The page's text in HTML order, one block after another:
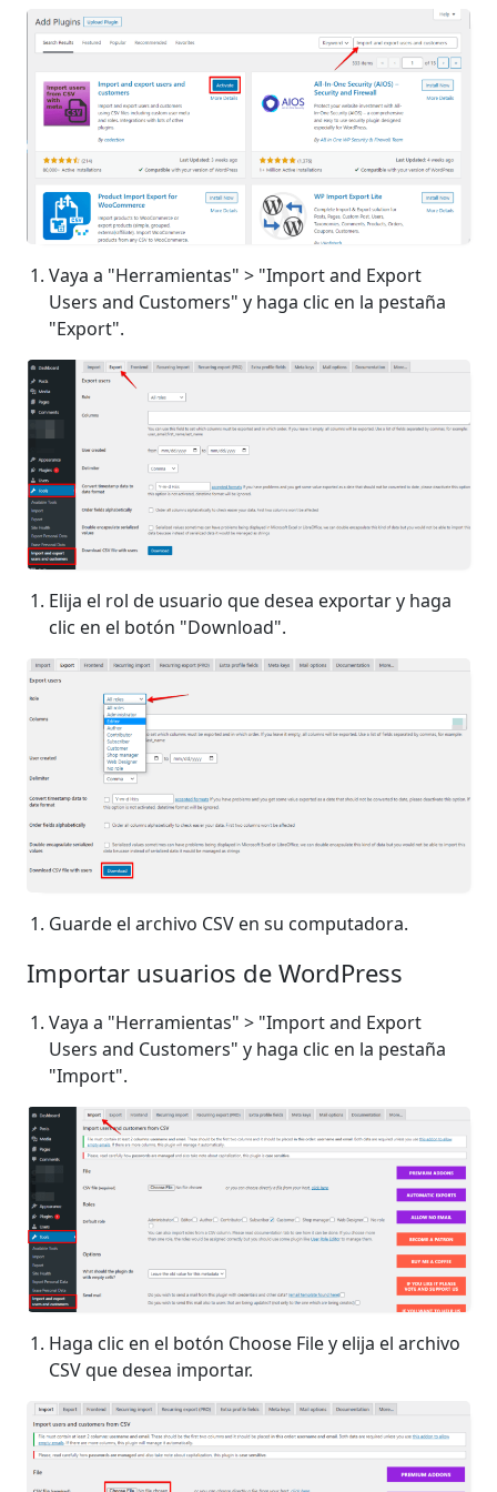
Vaya a "Herramientas" > "Import and Export
Users and Customers" y haga clic en la pestaña
"Export".
Elija el rol de usuario que desea exportar y haga
clic en el botón "Download".
Guarde el archivo CSV en su computadora.
Importar usuarios de WordPress
Vaya a "Herramientas" > "Import and Export
Users and Customers" y haga clic en la pestaña
"Import".
Haga clic en el botón Choose File y elija el archivo
CSV que desea importar.